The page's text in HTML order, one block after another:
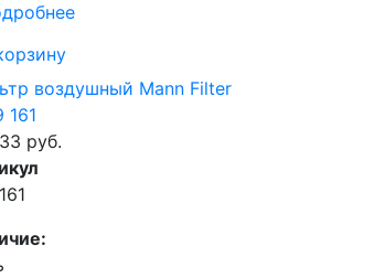
воздушный Mann Filter
161
руб.